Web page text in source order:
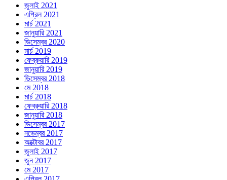
জুলাই 2021
এপ্রিল 2021
মার্চ 2021
জানুয়ারি 2021
ডিসেম্বর 2020
মার্চ 2019
ফেব্রুয়ারি 2019
জানুয়ারি 2019
ডিসেম্বর 2018
মে 2018
মার্চ 2018
ফেব্রুয়ারি 2018
জানুয়ারি 2018
ডিসেম্বর 2017
নভেম্বর 2017
অক্টোবর 2017
জুলাই 2017
জুন 2017
মে 2017